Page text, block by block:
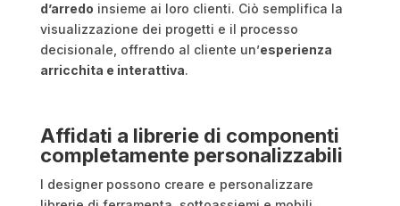
d’arredo insieme ai loro clienti. Ciò semplifica la
visualizzazione dei progetti e il processo
decisionale, offrendo al cliente un’esperienza
arricchita e interattiva​​.
Affidati a librerie di componenti
completamente personalizzabili
I designer possono creare e personalizzare